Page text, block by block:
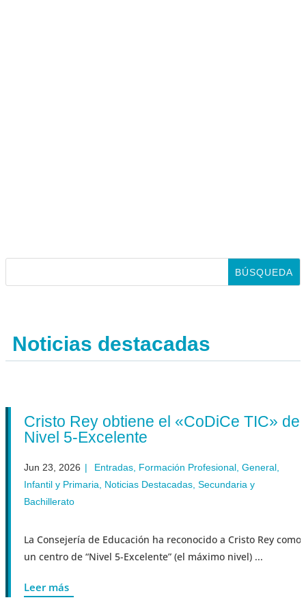
Noticias destacadas
Cristo Rey obtiene el «CoDiCe TIC» de
Nivel 5-Excelente
Jun 23, 2026 | Entradas, Formación Profesional, General,
Infantil y Primaria, Noticias Destacadas, Secundaria y
Bachillerato
La Consejería de Educación ha reconocido a Cristo Rey como
un centro de “Nivel 5-Excelente” (el máximo nivel) ...
Leer más